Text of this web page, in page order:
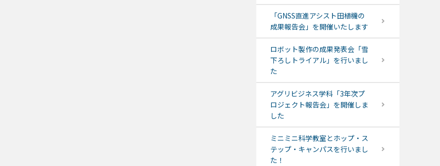
「GNSS直進アシスト田植機の
成果報告会」を開催いたします
ロボット製作の成果発表会「雪
下ろしトライアル」を行いまし
た
アグリビジネス学科「3年次プ
ロジェクト報告会」を開催しま
した
ミニミニ科学教室とホップ・ス
テップ・キャンパスを行いまし
た！